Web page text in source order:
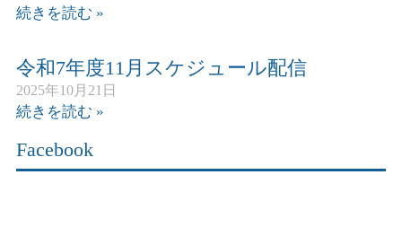
続きを読む »
令和7年度11月スケジュール配信
2025年10月21日
続きを読む »
Facebook